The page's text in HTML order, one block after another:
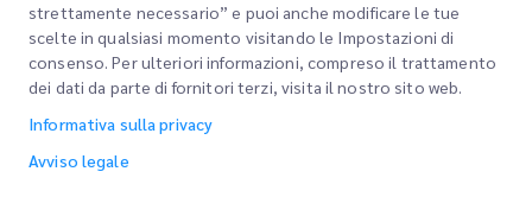
Link rapidi
Sedi degli uffici
Richiedi un preventivo
Aziendale
Chi siamo
I nostri servizi
strettamente necessario” e puoi anche modificare le tue
scelte in qualsiasi momento visitando le Impostazioni di
consenso. Per ulteriori informazioni, compreso il trattamento
dei dati da parte di fornitori terzi, visita il nostro sito web.
Informativa sulla privacy
Avviso legale